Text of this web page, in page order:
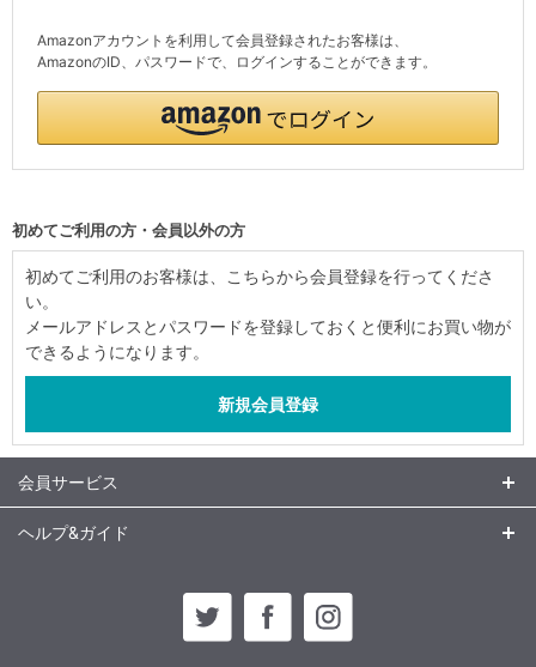
Amazonアカウントを利用して会員登録されたお客様は、
AmazonのID、パスワードで、ログインすることができます。
初めてご利用の方・会員以外の方
初めてご利用のお客様は、こちらから会員登録を行ってくださ
い。
メールアドレスとパスワードを登録しておくと便利にお買い物が
できるようになります。
会員サービス
ヘルプ&ガイド